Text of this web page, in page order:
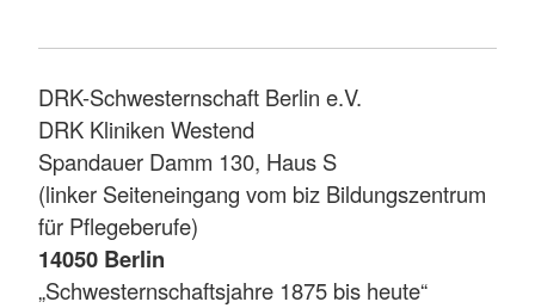
DRK-Schwesternschaft Berlin e.V.
DRK Kliniken Westend
Spandauer Damm 130, Haus S
(linker Seiteneingang vom biz Bildungszentrum
für Pflegeberufe)
14050 Berlin
„Schwesternschaftsjahre 1875 bis heute“